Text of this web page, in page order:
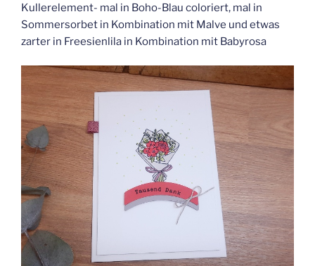
Kullerelement- mal in Boho-Blau coloriert, mal in
Sommersorbet in Kombination mit Malve und etwas
zarter in Freesienlila in Kombination mit Babyrosa